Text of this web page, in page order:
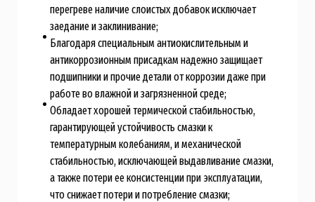
перегреве наличие слоистых добавок исключает
заедание и заклинивание;
Благодаря специальным антиокислительным и
антикоррозионным присадкам надежно защищает
подшипники и прочие детали от коррозии даже при
работе во влажной и загрязненной среде;
Обладает хорошей термической стабильностью,
гарантирующей устойчивость смазки к
температурным колебаниям, и механической
стабильностью, исключающей выдавливание смазки,
а также потери ее консистенции при эксплуатации,
что снижает потери и потребление смазки;